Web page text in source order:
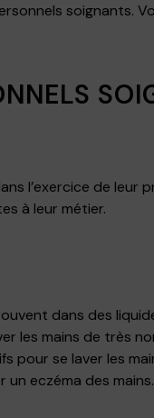
soignants.
l’exercice de leur
à leur métier.
dans des
les mains de très
se laver les
eczéma des mains.